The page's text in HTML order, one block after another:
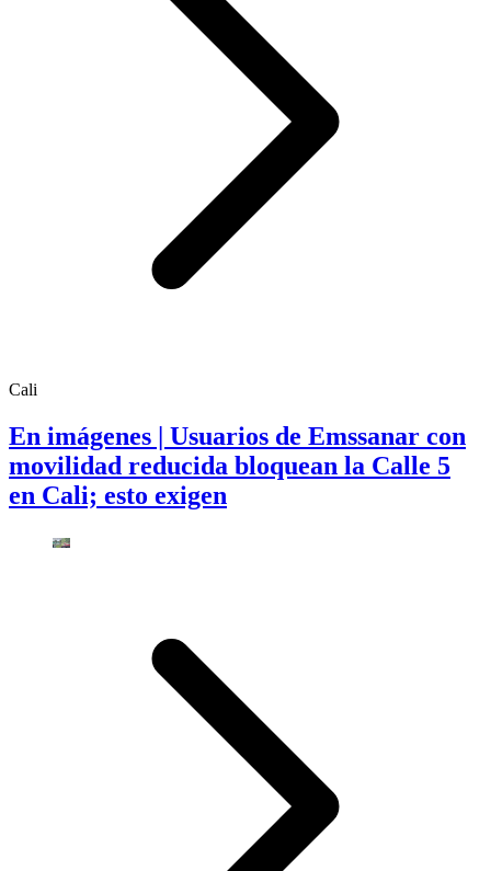
Cali
En imágenes | Usuarios de Emssanar con
movilidad reducida bloquean la Calle 5
en Cali; esto exigen